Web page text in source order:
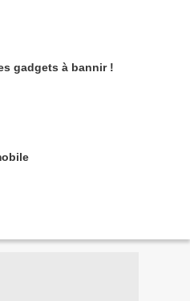
gadgets à bannir !